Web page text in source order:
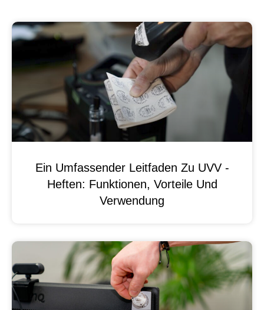
Ein Umfassender Leitfaden Zu UVV -
Heften: Funktionen, Vorteile Und
Verwendung